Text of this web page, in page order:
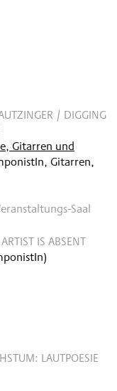
/ DIGGING
Gitarren und
Gitarren,
Saal
IS ABSENT
LAUTPOESIE